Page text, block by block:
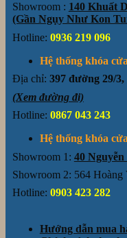
Showroom : 140 Khuất
(Gần Ngụy Như Kon
Hotline: 0936 219 096
Hệ thống khóa
Địa chỉ: 397 đường 29/
(Xem đường đi)
Hotline: 0867 043 243
Hệ thống khóa
Showroom 1: 40
Showroom 2: 564
Hotline: 0903 423 282
Hướng dẫn mua